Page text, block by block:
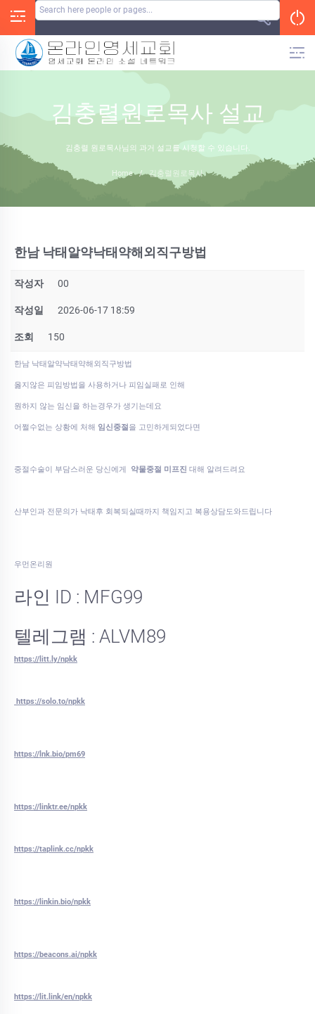
김충렬원로목사 설교
김충렬 원로목사님의 과거 설교를 시청할 수 있습니다.
Home / 김충렬원로목사
한남 낙태알약낙태약해외직구방법
작성자 00
작성일 2026-06-17 18:59
조회 150
한남 낙태알약낙태약해외직구방법
옳지않은 피임방법을 사용하거나 피임실패로 인해
원하지 않는 임신을 하는경우가 생기는데요
어쩔수없는 상황에 처해 임신중절을 고민하게되었다면
중절수술이 부담스러운 당신에게 약물중절 미프진 대해 알려드려요
산부인과 전문의가 낙태후 회복되실때까지 책임지고 복용상담도와드립니다
우먼온리원
라인 ID : MFG99
텔레그램 : ALVM89
https://litt.ly/npkk
https://solo.to/npkk
https://lnk.bio/pm69
https://linktr.ee/npkk
https://taplink.cc/npkk
https://linkin.bio/npkk
https://beacons.ai/npkk
https://lit.link/en/npkk